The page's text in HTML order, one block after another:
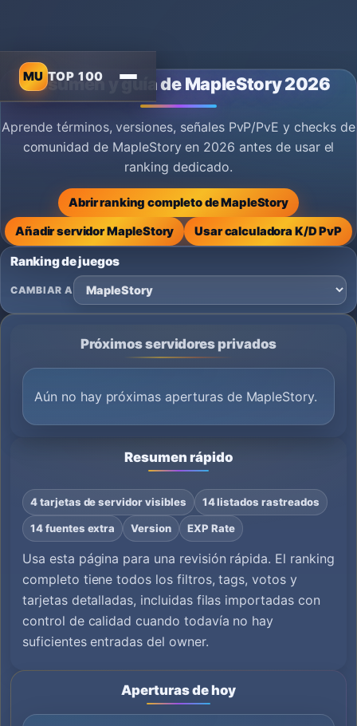
MU TOP 100
Resumen y guía de MapleStory 2026
Aprende términos, versiones, señales PvP/PvE y checks de
comunidad de MapleStory en 2026 antes de usar el
ranking dedicado.
Abrir ranking completo de MapleStory
Añadir servidor MapleStory
Usar calculadora K/D PvP
Ranking de juegos
CAMBIAR A
Aperturas de hoy
Próximos servidores privados
Aún no hay próximas aperturas de MapleStory.
Resumen rápido
4 tarjetas de servidor visibles 14 listados rastreados
14 fuentes extra Version EXP Rate
Usa esta página para una revisión rápida. El ranking
completo tiene todos los filtros, tags, votos y
tarjetas detalladas, incluidas filas importadas con
control de calidad cuando todavía no hay
suficientes entradas del owner.